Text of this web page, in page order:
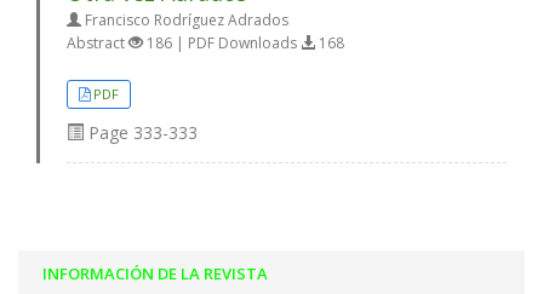
Francisco Rodríguez Adrados
Abstract
186 | PDF Downloads 168
PDF
Page 333-333
INFORMACIÓN DE LA REVISTA